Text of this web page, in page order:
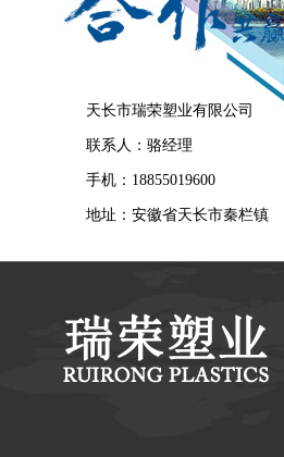
天长市瑞荣塑业有限公司
联系人：骆经理
手机：18855019600
地址：安徽省天长市秦栏镇